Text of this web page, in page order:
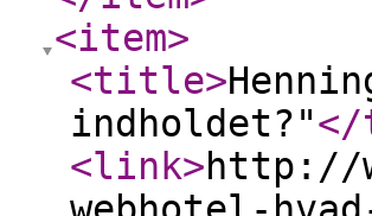
<item>
<title>
indholdet?"
<link>http://